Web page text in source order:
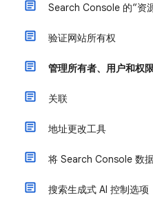
Search Console 的“资
验证网站所有权
管理所有者、用户和权
关联
地址更改工具
将 Search Console 数
搜索生成式 AI 控制选项